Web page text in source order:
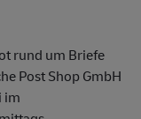
rund um Briefe
Post Shop GmbH
im